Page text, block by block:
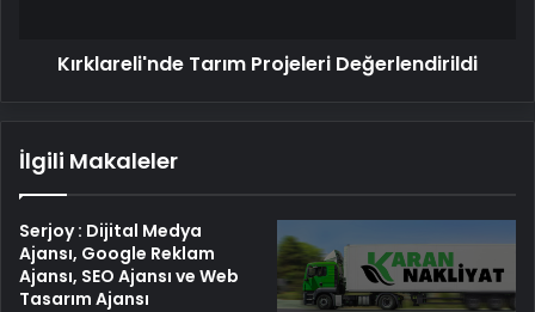
Kırklareli'nde Tarım Projeleri Değerlendirildi
İlgili Makaleler
Serjoy : Dijital Medya
Ajansı, Google Reklam
Ajansı, SEO Ajansı ve Web
Tasarım Ajansı